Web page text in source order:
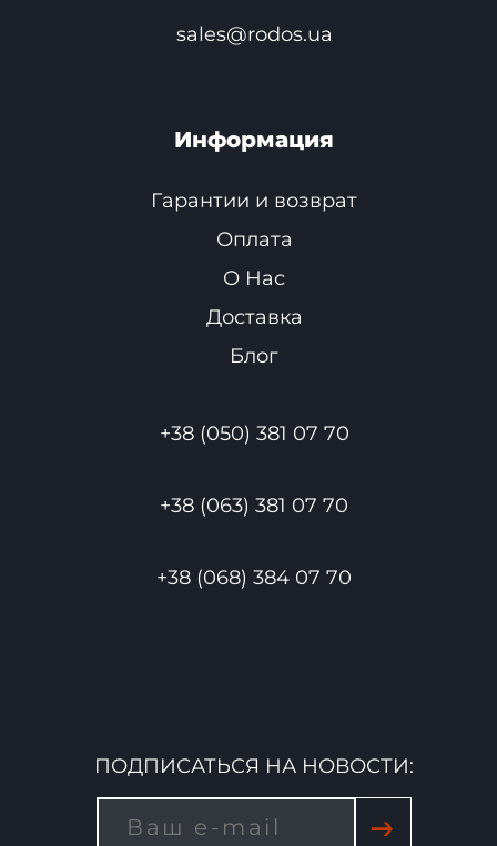
sales@rodos.ua
Информация
Гарантии и возврат
Оплата
О Нас
Доставка
Блог
+38 (050) 381 07 70
+38 (063) 381 07 70
+38 (068) 384 07 70
ПОДПИСАТЬСЯ НА НОВОСТИ:
→